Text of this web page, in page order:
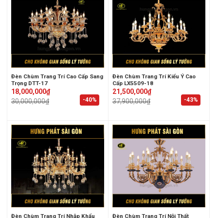
-40%
Đèn Chùm Trang Trí Cao Cấp Sang
Trọng DTT-17
30,000,000₫
Original
price
was:
18,000,000₫
Current
price
is:
-43%
Đèn Chùm Trang Trí Kiểu Ý Cao
Cấp LX5509-18
37,900,000₫
Original
price
was:
21,500,000₫
Current
price
is:
Đèn Chùm Trang Trí Nhập Khẩu Đèn Chùm Trang Trí Nội Thất